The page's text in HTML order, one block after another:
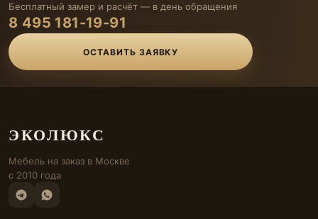
Бесплатный замер и расчёт — в день обращения
8 495 181-19-91
ОСТАВИТЬ ЗАЯВКУ
ЭКОЛЮКС
Мебель на заказ в Москве
с 2010 года